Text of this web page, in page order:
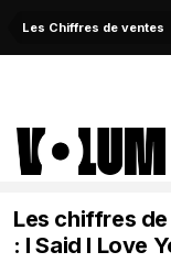
Les Chiffres de ventes
Les chiffres de
: I Said I Love